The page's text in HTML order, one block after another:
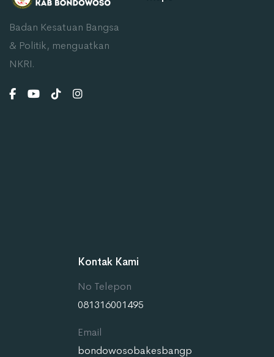
Badan Kesatuan Bangsa
& Politik, menguatkan
NKRI.
Kontak Kami
No Telepon
081316001495
Email
bondowosobakesbangp